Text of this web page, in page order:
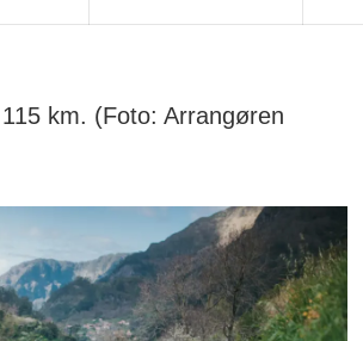
km. (Foto: Arrangøren